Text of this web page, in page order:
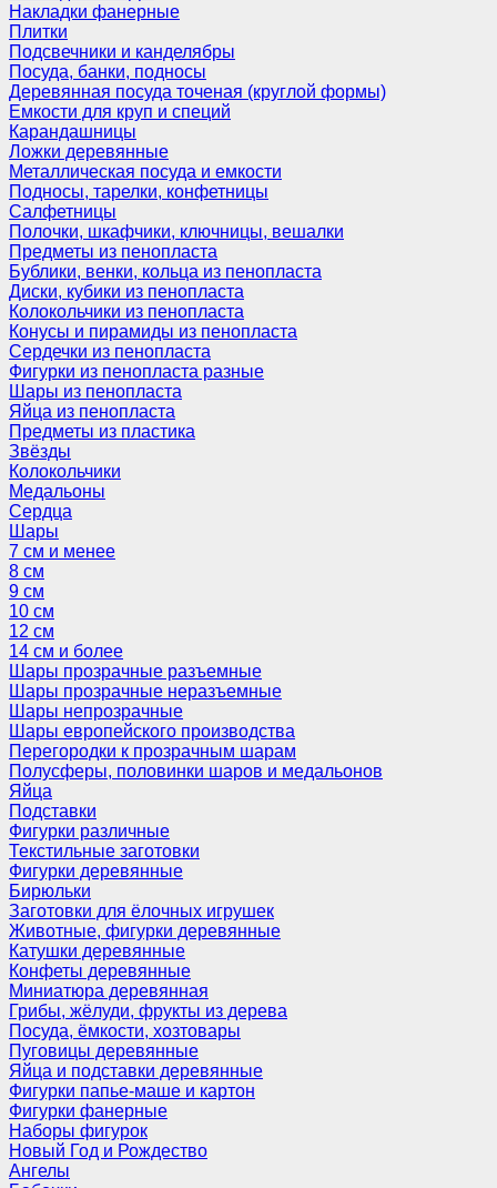
Накладки фанерные
Плитки
Подсвечники и канделябры
Посуда, банки, подносы
Деревянная посуда точеная (круглой формы)
Емкости для круп и специй
Карандашницы
Ложки деревянные
Металлическая посуда и емкости
Подносы, тарелки, конфетницы
Салфетницы
Полочки, шкафчики, ключницы, вешалки
Предметы из пенопласта
Бублики, венки, кольца из пенопласта
Диски, кубики из пенопласта
Колокольчики из пенопласта
Конусы и пирамиды из пенопласта
Сердечки из пенопласта
Фигурки из пенопласта разные
Шары из пенопласта
Яйца из пенопласта
Предметы из пластика
Звёзды
Колокольчики
Медальоны
Сердца
Шары
7 см и менее
8 см
9 см
10 см
12 см
14 см и более
Шары прозрачные разъемные
Шары прозрачные неразъемные
Шары непрозрачные
Шары европейского производства
Перегородки к прозрачным шарам
Полусферы, половинки шаров и медальонов
Яйца
Подставки
Фигурки различные
Текстильные заготовки
Фигурки деревянные
Бирюльки
Заготовки для ёлочных игрушек
Животные, фигурки деревянные
Катушки деревянные
Конфеты деревянные
Миниатюра деревянная
Грибы, жёлуди, фрукты из дерева
Посуда, ёмкости, хозтовары
Пуговицы деревянные
Яйца и подставки деревянные
Фигурки папье-маше и картон
Фигурки фанерные
Наборы фигурок
Новый Год и Рождество
Ангелы